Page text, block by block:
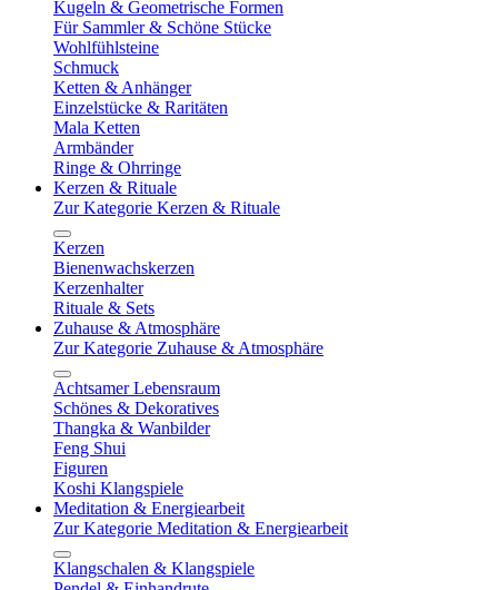
Kugeln & Geometrische Formen
Für Sammler & Schöne Stücke
Wohlfühlsteine
Schmuck
Ketten & Anhänger
Einzelstücke & Raritäten
Mala Ketten
Armbänder
Ringe & Ohrringe
Kerzen & Rituale
Zur Kategorie Kerzen & Rituale
Kerzen
Bienenwachskerzen
Kerzenhalter
Rituale & Sets
Zuhause & Atmosphäre
Zur Kategorie Zuhause & Atmosphäre
Achtsamer Lebensraum
Schönes & Dekoratives
Thangka & Wanbilder
Feng Shui
Figuren
Koshi Klangspiele
Meditation & Energiearbeit
Zur Kategorie Meditation & Energiearbeit
Klangschalen & Klangspiele